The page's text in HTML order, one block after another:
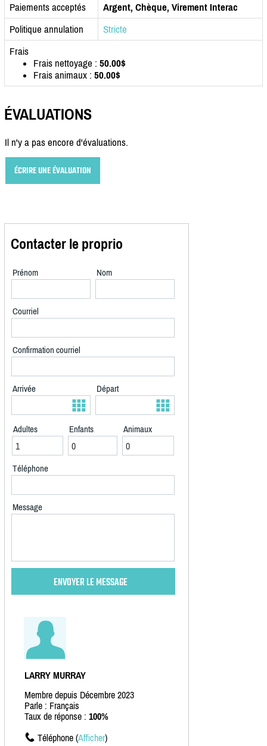
Paiements acceptés
Argent, Chèque, Virement Interac
Politique annulation
Stricte
Frais
Frais nettoyage : 50.00$
Frais animaux : 50.00$
ÉVALUATIONS
Il n'y a pas encore d'évaluations.
ÉCRIRE UNE ÉVALUATION
Contacter le proprio
Prénom Nom
Courriel
Confirmation courriel
Arrivée Départ
Adultes Enfants Animaux
Téléphone
Message
LARRY MURRAY
Membre depuis Décembre 2023
Parle : Français
Taux de réponse : 100%
Téléphone (Afficher)